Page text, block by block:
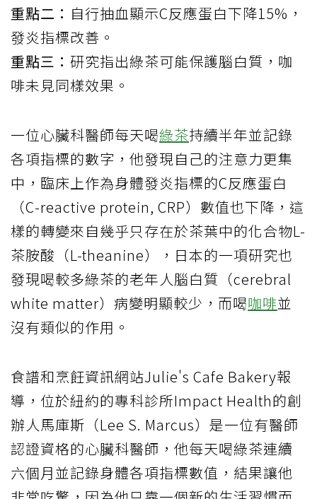
重點二： 自行抽血顯示C反應蛋白下降15%，
發炎指標改善。
重點三： 研究指出綠茶可能保護腦白質，咖
啡未見同樣效果。
一位心臟科醫師每天喝綠茶持續半年並記錄
各項指標的數字，他發現自己的注意力更集
中，臨床上作為身體發炎指標的C反應蛋白
（C-reactive protein, CRP）數值也下降，這
樣的轉變來自幾乎只存在於茶葉中的化合物L-
茶胺酸（L-theanine），日本的一項研究也
發現喝較多綠茶的老年人腦白質（cerebral
white matter）病變明顯較少，而喝咖啡並
沒有類似的作用。
食譜和烹飪資訊網站Julie's Cafe Bakery報
導，位於紐約的專科診所Impact Health的創
辦人馬庫斯（Lee S. Marcus）是一位有醫師
認證資格的心臟科醫師，他每天喝綠茶連續
六個月並記錄身體各項指標數值，結果讓他